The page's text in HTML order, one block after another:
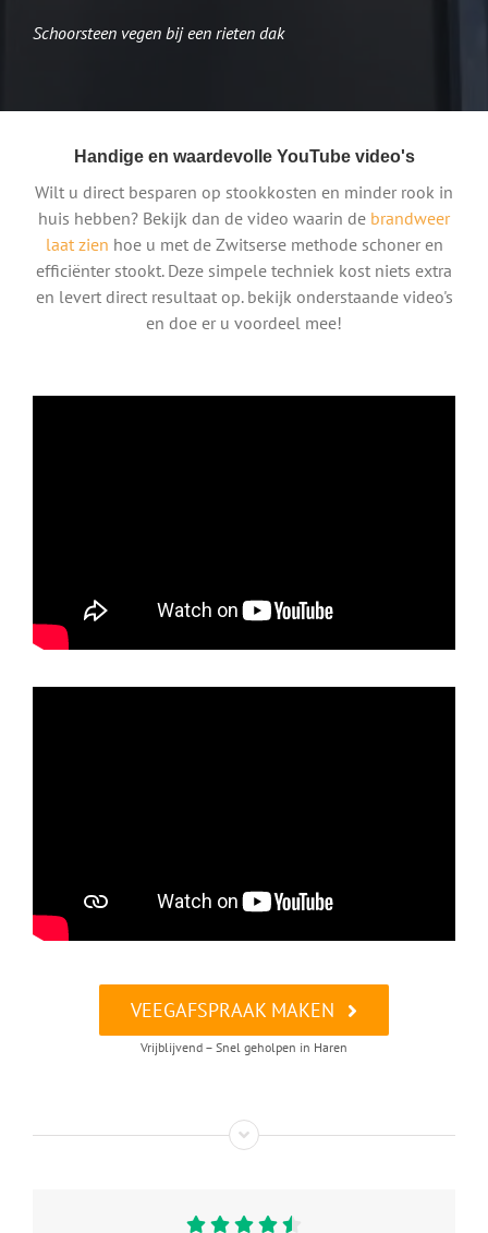
Schoorsteen vegen bij een rieten dak
Handige en waardevolle YouTube video's
Wilt u direct besparen op stookkosten en minder rook in
huis hebben? Bekijk dan de video waarin de brandweer
laat zien hoe u met de Zwitserse methode schoner en
efficiënter stookt. Deze simpele techniek kost niets extra
en levert direct resultaat op. bekijk onderstaande video's
en doe er u voordeel mee!
VEEGAFSPRAAK MAKEN
Vrijblijvend – Snel geholpen in Haren